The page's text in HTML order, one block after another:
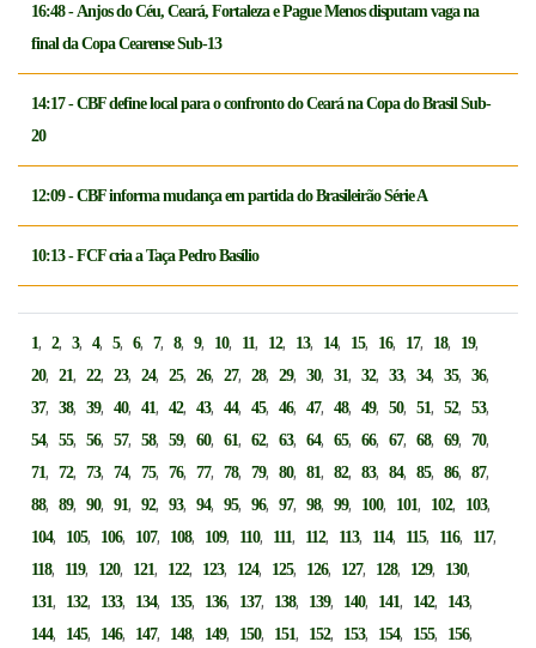
16:48 - Anjos do Céu, Ceará, Fortaleza e Pague Menos disputam vaga na
final da Copa Cearense Sub-13
14:17 - CBF define local para o confronto do Ceará na Copa do Brasil Sub-
20
12:09 - CBF informa mudança em partida do Brasileirão Série A
10:13 - FCF cria a Taça Pedro Basílio
1,2,3,4,5,6,7,8,9, 10, 11, 12, 13, 14, 15, 16, 17, 18, 19,
20,21,22,23,24,25,26,27,28,29,30,31,32,33,34,35,36,
37,38,39,40,41,42,43,44,45,46,47,48,49,50,51,52,53,
54,55,56,57,58,59,60,61,62,63,64,65,66,67,68,69,70,
71,72,73,74,75,76,77,78,79,80,81,82,83,84,85,86,87,
88,89,90,91,92,93,94,95,96,97,98,99, 100, 101, 102, 103,
104, 105, 106, 107, 108, 109, 110, 111, 112, 113, 114, 115, 116, 117,
118, 119, 120, 121, 122, 123, 124, 125, 126, 127, 128, 129, 130,
131, 132, 133, 134, 135, 136, 137, 138, 139, 140, 141, 142, 143,
144, 145, 146, 147, 148, 149, 150, 151, 152, 153, 154, 155, 156,